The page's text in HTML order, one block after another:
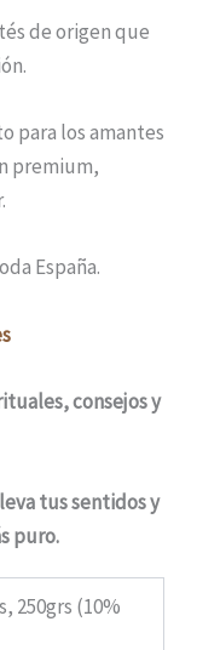
de origen que
para los amantes
premium,
España.
consejos y
tus sentidos y
puro.
250grs (10%